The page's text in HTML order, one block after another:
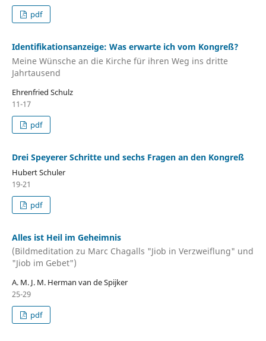
pdf
Identifikationsanzeige: Was erwarte ich vom Kongreß?
Meine Wünsche an die Kirche für ihren Weg ins dritte
Jahrtausend
Ehrenfried Schulz
11-17
pdf
Drei Speyerer Schritte und sechs Fragen an den Kongreß
Hubert Schuler
19-21
pdf
Alles ist Heil im Geheimnis
(Bildmeditation zu Marc Chagalls "Jiob in Verzweiflung" und
"Jiob im Gebet")
A. M. J. M. Herman van de Spijker
25-29
pdf